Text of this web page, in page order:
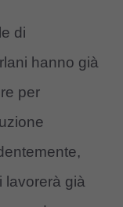
di
hanno già
per
lavorerà già